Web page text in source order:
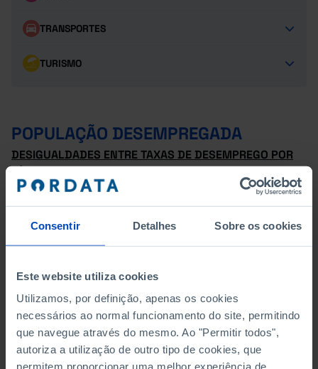
Consentir Detalhes Sobre os cookies
Este website utiliza cookies
Utilizamos, por definição, apenas os cookies
necessários ao normal funcionamento do site, permitindo
que navegue através do mesmo. Ao "Permitir todos",
autoriza a utilização de outro tipo de cookies, que
permitem proporcionar uma melhor experiência de
TRANSPORTES
TURISMO
POPULAÇÃO DESEMPREGADA
DESIGUALDADES ENTRE TAXAS DE DESEMPREGO POR
POR DURAÇÃO DO DESEMPREGO
POR GRUPO ETÁRIO
POR GRUPO ETÁRIO (%)
POR PROFISSÃO ANTERIOR